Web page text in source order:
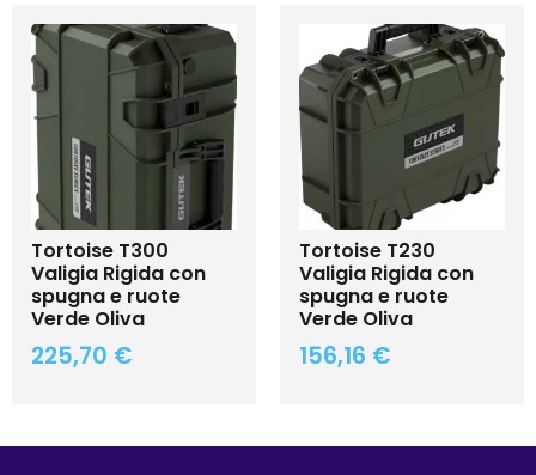
Tortoise T300
Valigia Rigida con
spugna e ruote
Verde Oliva
225,70 €
Tortoise T230
Valigia Rigida con
spugna e ruote
Verde Oliva
156,16 €